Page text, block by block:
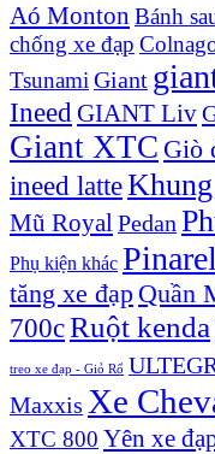
Aó Monton Bánh
chống xe đạp
Tsunami Giant
Ineed GIANT Liv
Giant XTC Giò
ineed latte
Mũ Royal Pedan
Phụ kiện khác
tăng xe đạp Quần
700cRuột kenda
treo xe đạp - Giỏ Rổ
Maxxis Xe
XTC 800 Yên xe